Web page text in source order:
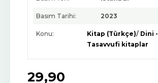
Basım Tarihi: 2023
Konu: Kitap (Türkçe)/ Dini -
Tasavvufi kitaplar
29,90